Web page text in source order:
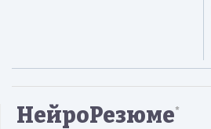
НейроРезюме*